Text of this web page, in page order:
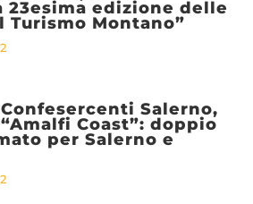
23esima edizione delle
Turismo Montano”
Salerno,
Coast”: doppio
per Salerno e